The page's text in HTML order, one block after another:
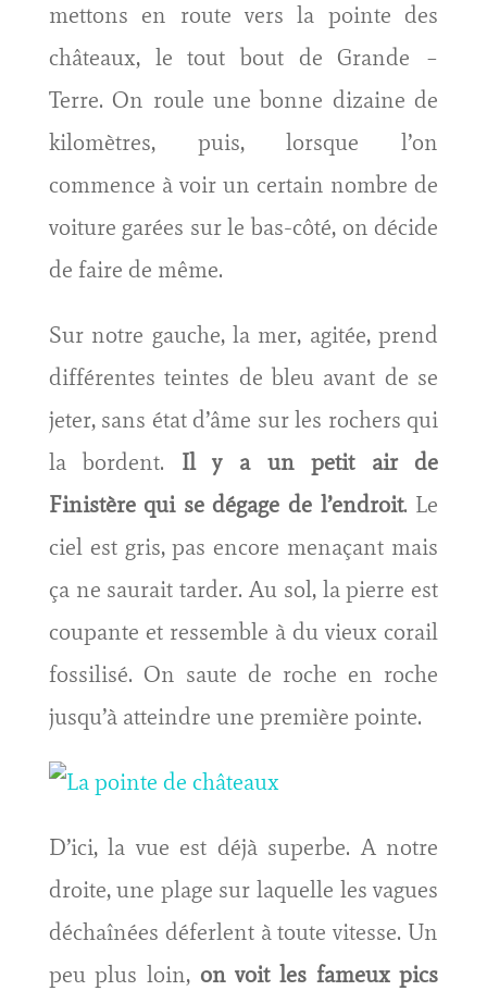
mettons en route vers la pointe des
châteaux, le tout bout de Grande –
Terre. On roule une bonne dizaine de
kilomètres, puis, lorsque l’on
commence à voir un certain nombre de
voiture garées sur le bas-côté, on décide
de faire de même.
Sur notre gauche, la mer, agitée, prend
différentes teintes de bleu avant de se
jeter, sans état d’âme sur les rochers qui
la bordent. Il y a un petit air de
Finistère qui se dégage de l’endroit. Le
ciel est gris, pas encore menaçant mais
ça ne saurait tarder. Au sol, la pierre est
coupante et ressemble à du vieux corail
fossilisé. On saute de roche en roche
jusqu’à atteindre une première pointe.
D’ici, la vue est déjà superbe. A notre
droite, une plage sur laquelle les vagues
déchaînées déferlent à toute vitesse. Un
peu plus loin, on voit les fameux pics